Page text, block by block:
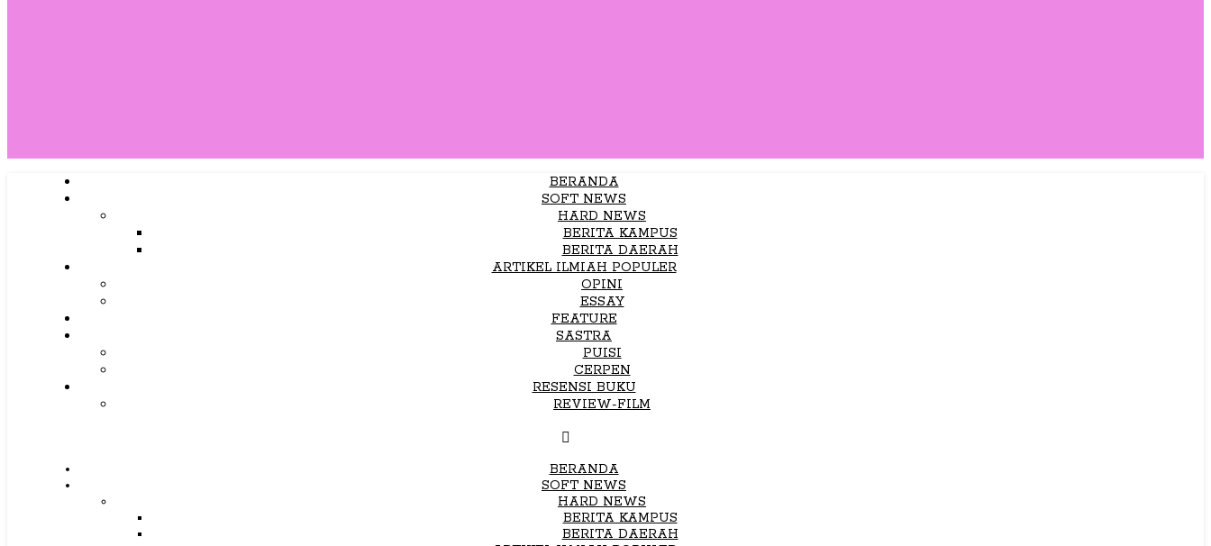
BERANDA
SOFT NEWS
HARD NEWS
BERITA KAMPUS
BERITA DAERAH
ARTIKEL ILMIAH POPULER
OPINI
ESSAY
FEATURE
SASTRA
PUISI
CERPEN
RESENSI BUKU
REVIEW-FILM
BERANDA
SOFT NEWS
HARD NEWS
BERITA KAMPUS
BERITA DAERAH